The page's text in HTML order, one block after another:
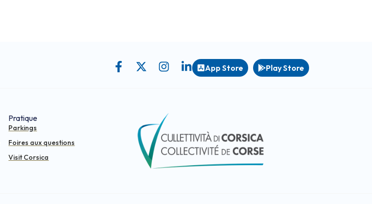
App Store Play Store
Pratique
Parkings
Foires aux questions
Visit Corsica